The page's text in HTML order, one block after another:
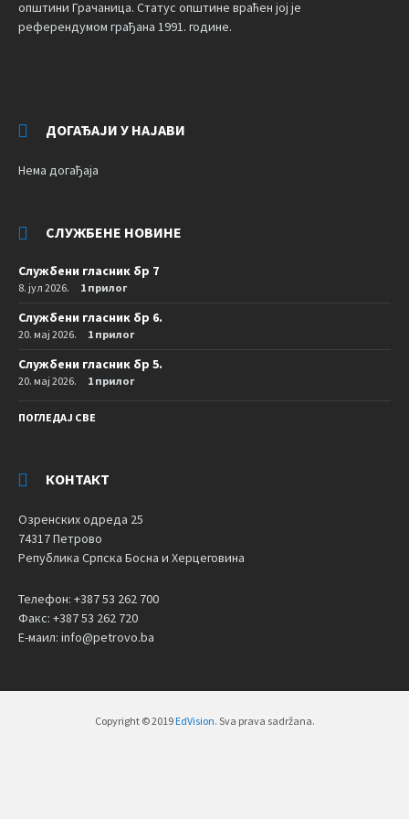
општини Грачаница. Статус општине враћен јој је
референдумом грађана 1991. године.
ДОГАЂАЈИ У НАЈАВИ
Нема догађаја
СЛУЖБЕНЕ НОВИНЕ
Службени гласник бр 7
8. јул 2026. 1 прилог
Службени гласник бр 6.
20. мај 2026. 1 прилог
Службени гласник бр 5.
20. мај 2026. 1 прилог
ПОГЛЕДАЈ СВЕ
КОНТАКТ
Озренских одреда 25
74317 Петрово
Република Српска Босна и Херцеговина
Телефон: +387 53 262 700
Факс: +387 53 262 720
Е-маил: info@petrovo.ba
Copyright © 2019 EdVision. Sva prava sadržana.